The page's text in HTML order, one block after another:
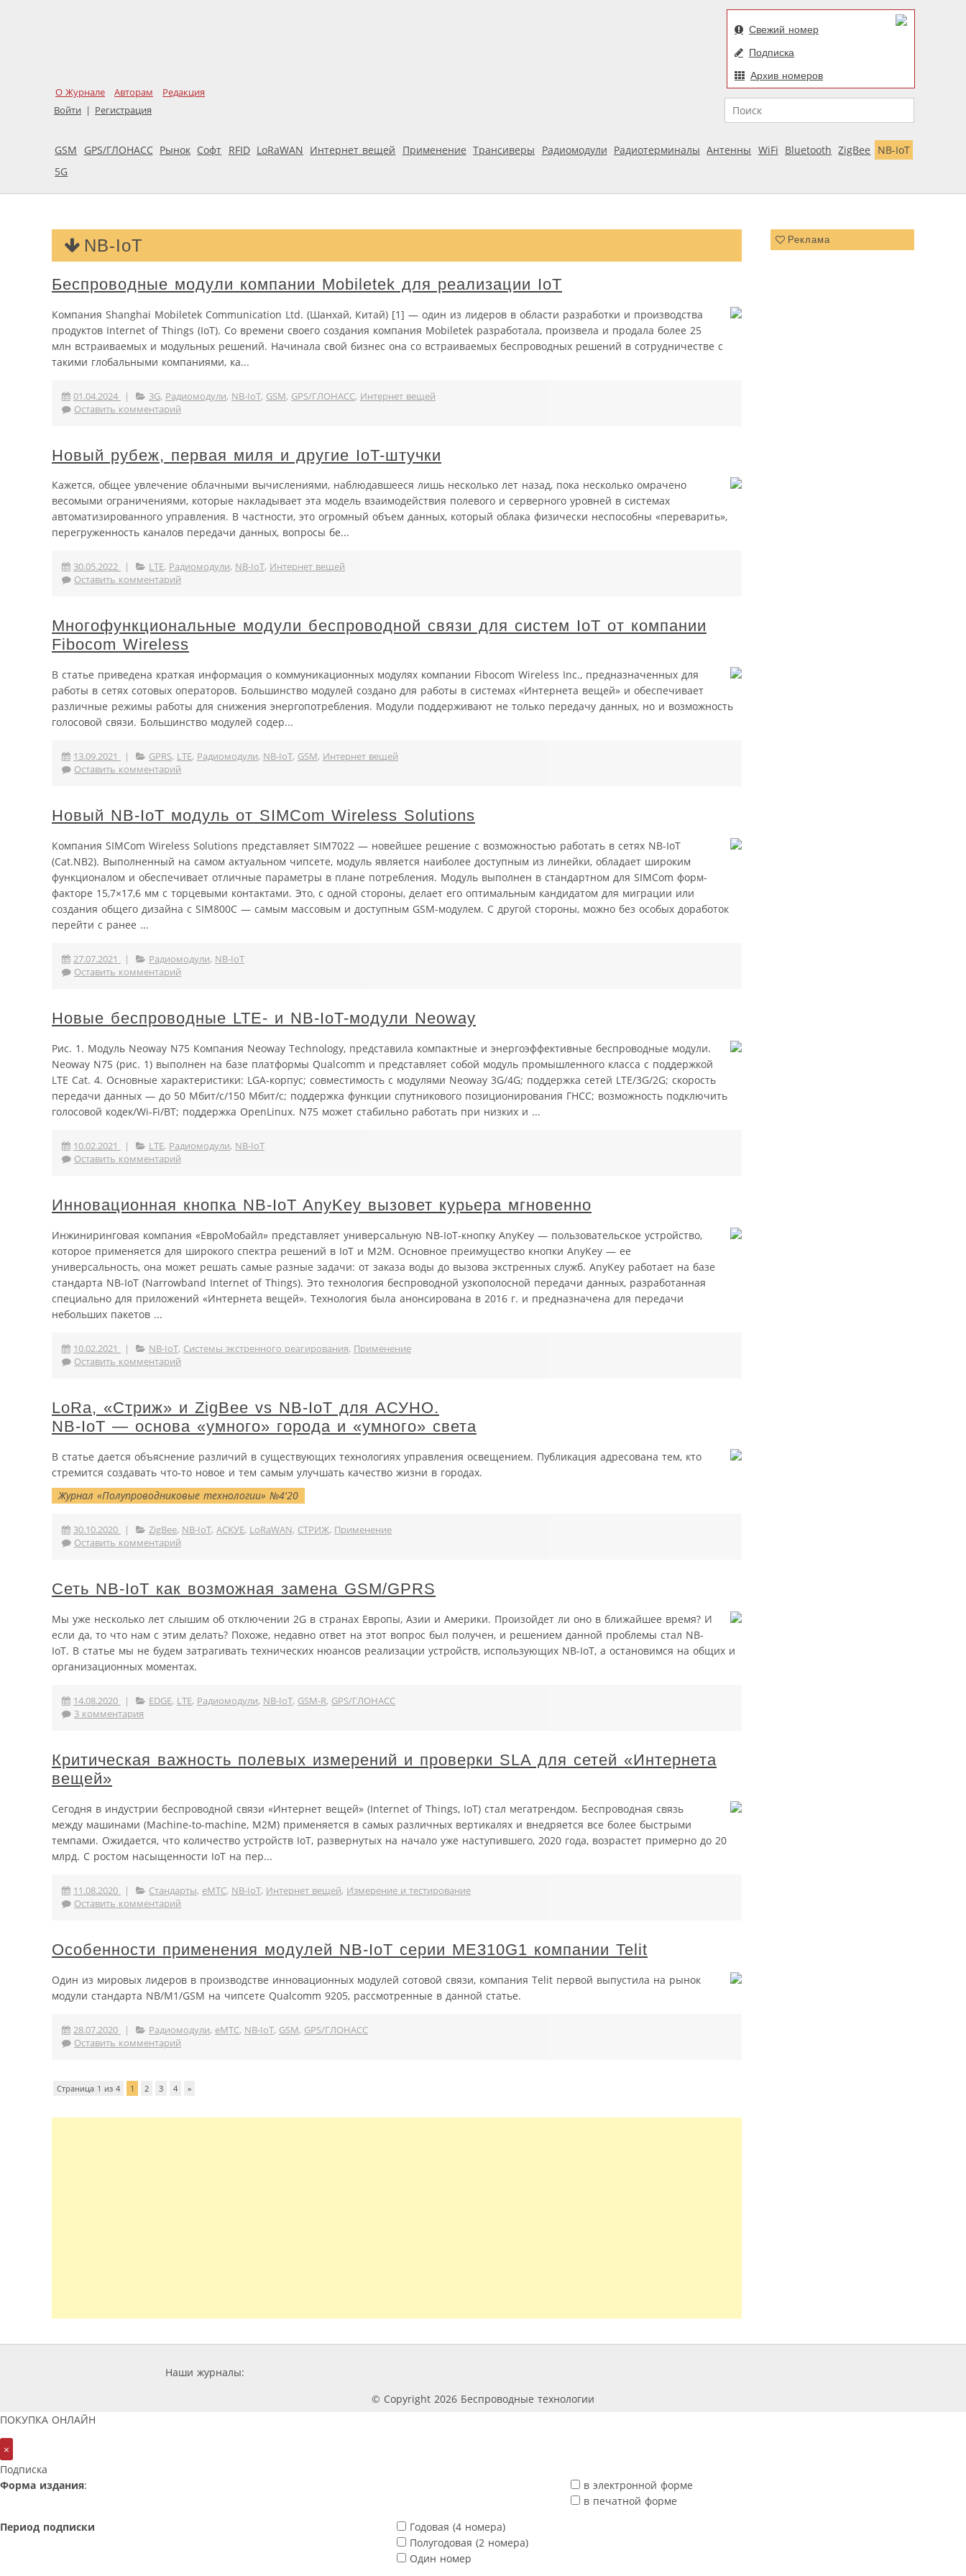
О Журнале Авторам
Редакция
Войти | Регистрация
Свежий номер
Подписка
Архив номеров
Поиск
GSM GPS/ГЛОНАСС Рынок Софт RFID LoRaWAN Интернет вещей Применение Трансиверы Радиомодули Радиотерминалы Антенны WiFi Bluetooth ZigBee
NB-IoT
5G
Реклама
NB-IoT
Беспроводные модули компании Mobiletek для реализации IoT
Компания Shanghai Mobiletek Communication Ltd. (Шанхай, Китай) [1] — один из лидеров в области разработки и производства
продуктов Internet of Things (IoT). Со времени своего создания компания Mobiletek разработала, произвела и продала более 25
млн встраиваемых и модульных решений. Начинала свой бизнес она со встраиваемых беспроводных решений в сотрудничестве с
такими глобальными компаниями, ка...
01.04.2024 | 3G, Радиомодули, NB-IoT, GSM, GPS/ГЛОНАСС, Интернет вещей
Оставить комментарий
Новый рубеж, первая миля и другие IoT-штучки
Кажется, общее увлечение облачными вычислениями, наблюдавшееся лишь несколько лет назад, пока несколько омрачено
весомыми ограничениями, которые накладывает эта модель взаимодействия полевого и серверного уровней в системах
автоматизированного управления. В частности, это огромный объем данных, который облака физически неспособны «переварить»,
перегруженность каналов передачи данных, вопросы бе...
30.05.2022 LTE, Радиомодули, NB-IoT, Интернет вещей
Оставить комментарий
Многофункциональные модули беспроводной связи для систем IoT от компании
Fibocom Wireless
В статье приведена краткая информация о коммуникационных модулях компании Fibocom Wireless Inc., предназначенных для
работы в сетях сотовых операторов. Большинство модулей создано для работы в системах «Интернета вещей» и обеспечивает
различные режимы работы для снижения энергопотребления. Модули поддерживают не только передачу данных, но и возможность
голосовой связи. Большинство модулей содер...
13.09.2021 | GPRS, LTE, Радиомодули, NB-IoT, GSM, Интернет вещей
Оставить комментарий
Новый NB-IoT модуль от SIMCom Wireless Solutions
Компания SIMCom Wireless Solutions представляет SIM7022 — новейшее решение с возможностью работать в сетях NB-IoT
(Cat.NB2). Выполненный на самом актуальном чипсете, модуль является наиболее доступным из линейки, обладает широким
функционалом и обеспечивает отличные параметры в плане потребления. Модуль выполнен в стандартном для SIMCom форм-
факторе 15,7×17,6 мм с торцевыми контактами. Это, с одной стороны, делает его оптимальным кандидатом для миграции или
создания общего дизайна с SIM800C — самым массовым и доступным GSM-модулем. С другой стороны, можно без особых доработок
перейти с ранее ...
27.07.2021 | Радиомодули, NB-IoT
Оставить комментарий
Новые беспроводные LTE- и NB-IoT-модули Neoway
Рис. 1. Модуль Neoway N75 Компания Neoway Technology, представила компактные и энергоэффективные беспроводные модули.
Neoway N75 (рис. 1) выполнен на базе платформы Qualcomm и представляет собой модуль промышленного класса с поддержкой
LTE Cat. 4. Основные характеристики: LGA-корпус; совместимость с модулями Neoway 3G/4G; поддержка сетей LTE/3G/2G; скорость
передачи данных — до 50 Мбит/с/150 Мбит/с; поддержка функции спутникового позиционирования ГНСС; возможность подключить
голосовой кодек/Wi-Fi/BT; поддержка OpenLinux. N75 может стабильно работать при низких и ...
10.02.2021 | LTE, Радиомодули, NB-IoT
Оставить комментарий
Инновационная кнопка NB-IoT AnyKey вызовет курьера мгновенно
Инжиниринговая компания «ЕвроМобайл» представляет универсальную NB-IoT-кнопку AnyKey — пользовательское устройство,
которое применяется для широкого спектра решений в IoT и M2M. Основное преимущество кнопки AnyKey — ее
универсальность, она может решать самые разные задачи: от заказа воды до вызова экстренных служб. AnyKey работает на базе
стандарта NB-IoT (Narrowband Internet of Things). Это технология беспроводной узкополосной передачи данных, разработанная
специально для приложений «Интернета вещей». Технология была анонсирована в 2016 г. и предназначена для передачи
небольших пакетов ...
10.02.2021 | NB-IoT, Системы экстренного реагирования, Применение
Оставить комментарий
LoRa, «Стриж» и ZigBee vs NB-IoT для АСУНО.
NB-IoT — основа «умного» города и «умного» света
В статье дается объяснение различий в существующих технологиях управления освещением. Публикация адресована тем, кто
стремится создавать что-то новое и тем самым улучшать качество жизни в городах.
Журнал «Полупроводниковые технологии» №4'20
30.10.2020 | ZigBee, NB-IoT, ACKУE, LoRaWAN, СТРИЖ, Применение
Оставить комментарий
Сеть NB-IoT как возможная замена GSM/GPRS
Мы уже несколько лет слышим об отключении 2G в странах Европы, Азии и Америки. Произойдет ли оно в ближайшее время? И
если да, то что нам с этим делать? Похоже, недавно ответ на этот вопрос был получен, и решением данной проблемы стал NB­-
IoT. В статье мы не будем затрагивать технических нюансов реализации устройств, использующих NB-­IoT, а остановимся на общих и
организационных моментах.
14.08.2020 | EDGE, LTE, Радиомодули, NB-IoT, GSM-R, GPS/ГЛОНАСС
3 комментария
Критическая важность полевых измерений и проверки SLA для сетей «Интернета
вещей»
Сегодня в индустрии беспроводной связи «Интернет вещей» (Internet of Things, IoT) стал мегатрендом. Беспроводная связь
между машинами (Machine-to-machine, M2M) применяется в самых различных вертикалях и внедряется все более быстрыми
темпами. Ожидается, что количество устройств IoT, развернутых на начало уже наступившего, 2020 года, возрастет примерно до 20
млрд. C ростом насыщенности IoT на пер...
11.08.2020 | Стандарты, eMTC, NB-IoT, Интернет вещей, Измерение и тестирование
Оставить комментарий
Особенности применения модулей NB-IoT серии ME310G1 компании Telit
Один из мировых лидеров в производстве инновационных модулей сотовой связи, компания Telit первой выпустила на рынок
модули стандарта NB/M1/GSM на чипсете Qualcomm 9205, рассмотренные в данной статье.
28.07.2020 | Радиомодули, eMTC, NB-IoT, GSM, GPS/ГЛОНАСС
Оставить комментарий
Страница 1 из 4 1 2 3 4 »
Наши журналы:
© Copyright 2026 Беспроводные технологии
ПОКУПКА ОНЛАЙН
×
Подписка
Форма издания:
в электронной форме
в печатной форме
Период подписки
Годовая (4 номера)
Полугодовая (2 номера)
Один номер